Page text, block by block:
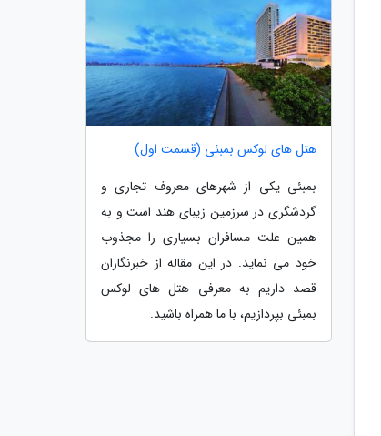
هتل های لوکس بمبئی (قسمت اول)
بمبئی یکی از شهرهای معروف تجاری و
گردشگری در سرزمین زیبای هند است و به
همین علت مسافران بسیاری را مجذوب
خود می نماید. در این مقاله از خبرنگاران
قصد داریم به معرفی هتل های لوکس
بمبئی بپردازیم، با ما همراه باشید.